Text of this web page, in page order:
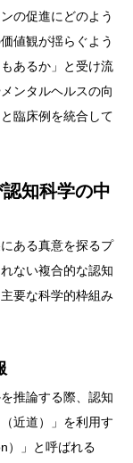
の促進にどのよう
値観が揺らぐよう
あるか」と受け流
ンタルヘルスの向
臨床例を統合して
知科学の中
ある真意を探るプ
ない複合的な認知
要な科学的枠組み
推論する際、認知
近道）」を利用す
）」と呼ばれる